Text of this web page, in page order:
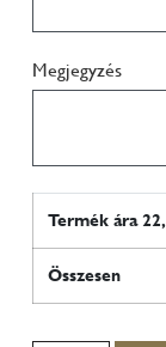
Megjegyzés
Termék ára
Összesen